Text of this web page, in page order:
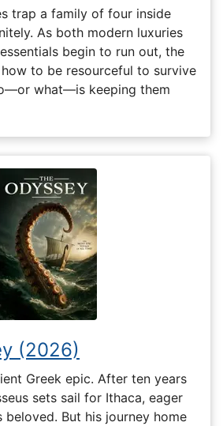
trap a family of four inside
As both modern luxuries
begin to run out, the
to be resourceful to survive
what—is keeping them
(2026)
Greek epic. After ten years
sets sail for Ithaca, eager
But his journey home